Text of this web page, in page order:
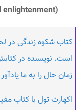
(The power if now: a guide to spritual enlightenment)
کتاب شکوه زندگی در
است. نویسنده در
زمان حال را به ما
اکهارت تول با کتاب